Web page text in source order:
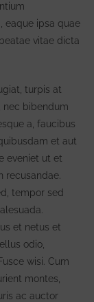
eaque ipsa quae
vitae dicta
turpis at
nec bibendum
a, faucibus
et aut
eveniet ut et
recusandae.
tempor sed
et netus et
odio,
wisi. Cum
montes,
ac auctor